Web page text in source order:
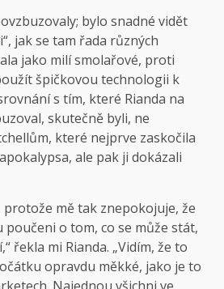
bylo snadné vidět
jak se tam řada různých
jako milí smolařové, proti
špičkovou technologii k
s tím, které Rianda na
skutečně byli, ne
které nejprve zaskočila
ale pak ji dokázali
protože mě tak znepokojuje, že
o tom, co se může stát,
řekla mi Rianda. „Vidím, že to
opravdu měkké, jako je to